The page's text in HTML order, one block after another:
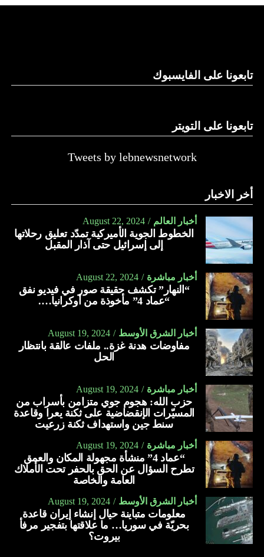
النهار
تابعونا على الفايسبوك
تابعونا على التويتر
Tweets by lebnewsnetwork
أخر الاخبار
أخبار العالم August 22, 2024
الخطوط الجوية الأميركية تمدّد تعليق رحلاتها
إلى إسرائيل حتى آذار المقبل
أخبار مباشرة August 22, 2024
“النهار” تكشف حقيقة صور في فيديو نفق
“عماد 4” مأخوذة من أوكرانيا….
أخبار الشرق الأوسط August 19, 2024
مفاوضات هدنة غزة.. ملفات عالقة بانتظار
الحل
أخبار مباشرة August 19, 2024
حزب الله: هجوم جوي متزامن بأسراب من
المسيّرات الإنقضاضية على ثكنة يعرا وقاعدة
سنط جين واستهداف ثكنة زرعيت
أخبار مباشرة August 19, 2024
“عماد 4” منشأة مجهولة المكان والعمق
تطرح السؤال عن الحق بالحفر تحت الأملاك
العامة والخاصة
أخبار الشرق الأوسط August 19, 2024
معلومات متباينة حيال إنشاء إيران قاعدة
بحريّة في سوريا… ما علاقتها بتفجير مرفأ
بيروت؟